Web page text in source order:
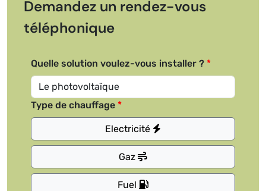
Demandez un rendez-vous
téléphonique
Quelle solution voulez-vous installer ?
Type de chauffage
Electricité
Gaz
Fuel